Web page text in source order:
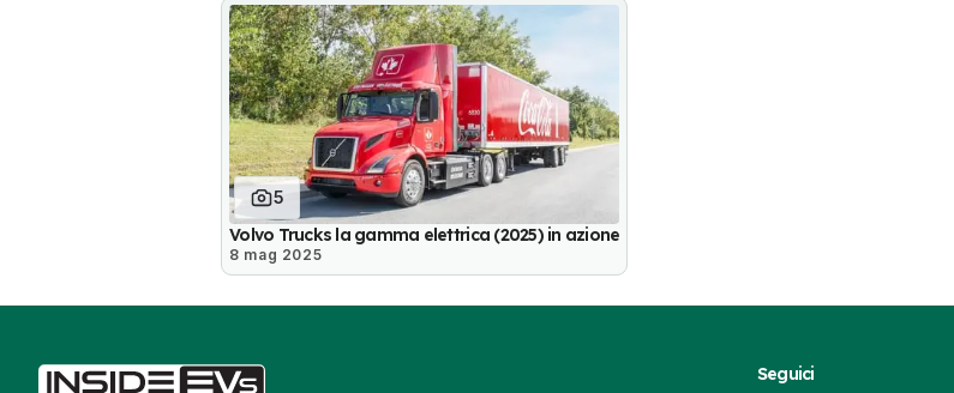
5
Volvo Trucks la gamma elettrica (2025) in azione
8 mag 2025
Seguici